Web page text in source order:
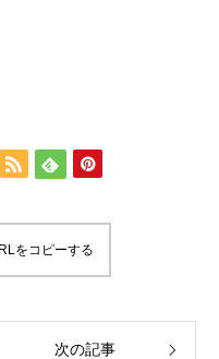
をコピーする
次の記事